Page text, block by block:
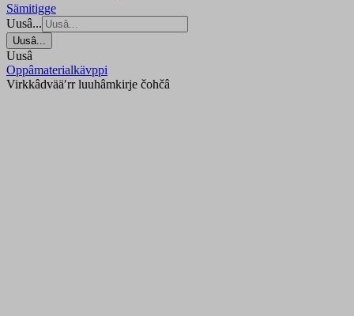
Sämitigge
Uusâ...
Uusâ...
Uusâ
Oppâmaterialkävppi
Virkkâdvääʹrr luuhâmkirje čohčâ